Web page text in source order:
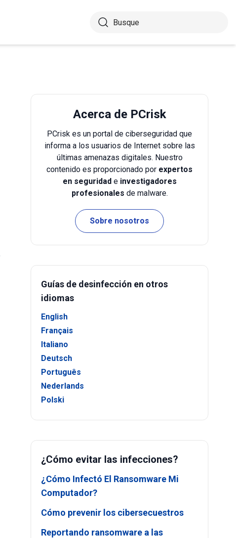
Acerca de PCrisk
PCrisk es un portal de ciberseguridad que
informa a los usuarios de Internet sobre las
últimas amenazas digitales. Nuestro
contenido es proporcionado por expertos
en seguridade investigadores
profesionales de malware.
Sobre nosotros
Guías de desinfección en otros
idiomas
English
Français
Italiano
Deutsch
Português
Nederlands
Polski
¿Cómo evitar las infecciones?
¿Cómo Infectó El Ransomware Mi
Computador?
Cómo prevenir los cibersecuestros
Reportando ransomware a las